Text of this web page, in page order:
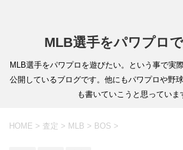
MLB選手をパワプロ
MLB選手をパワプロを遊びたい。という事で実
公開しているブログです。他にもパワプロや野
も書いていこうと思っていま
HOME > 査定 > MLB > BOS >